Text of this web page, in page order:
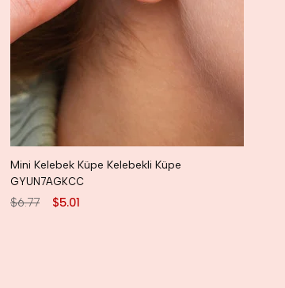
Mini Kelebek Küpe Kelebekli Küpe
GYUN7AGKCC
$5.01
$6.77